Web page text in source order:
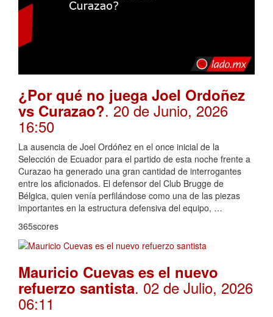
¿Por qué no juega Joel Ordoñez
vs Curazao?. 20 de Junio, 2026
16:50
La ausencia de Joel Ordóñez en el once inicial de la
Selección de Ecuador para el partido de esta noche frente a
Curazao ha generado una gran cantidad de interrogantes
entre los aficionados. El defensor del Club Brugge de
Bélgica, quien venía perfilándose como una de las piezas
importantes en la estructura defensiva del equipo, …
365scores
Mauricio Cuevas es el nuevo
refuerzo santista. 02 de Julio, 2026
06:11